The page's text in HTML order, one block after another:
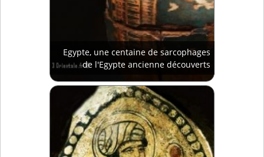
Egypte, une centaine de sarcophages
de l'Egypte ancienne découverts